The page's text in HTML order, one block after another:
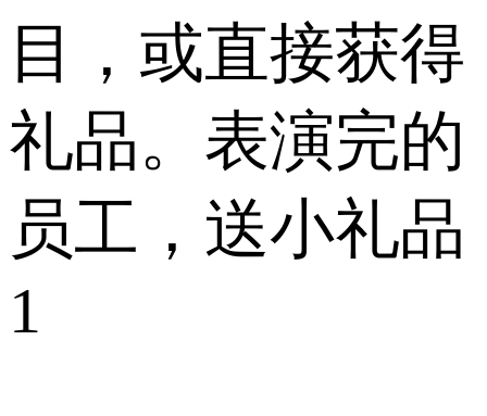
目，或直接获得
礼品。表演完的
员工，送小礼品
1